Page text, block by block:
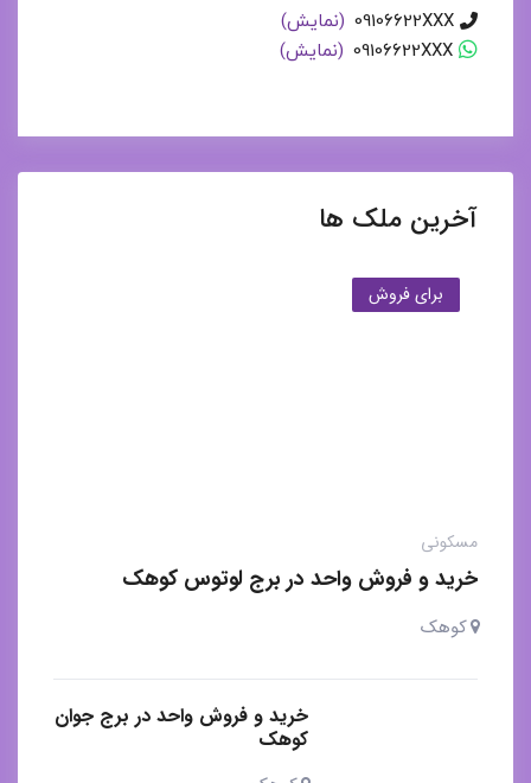
09106622XXX (نمایش)
09106622XXX (نمایش)
آخرین ملک ها
برای فروش
مسکونی
خرید و فروش واحد در برج لوتوس کوهک
کوهک
خرید و فروش واحد در برج جوان
کوهک